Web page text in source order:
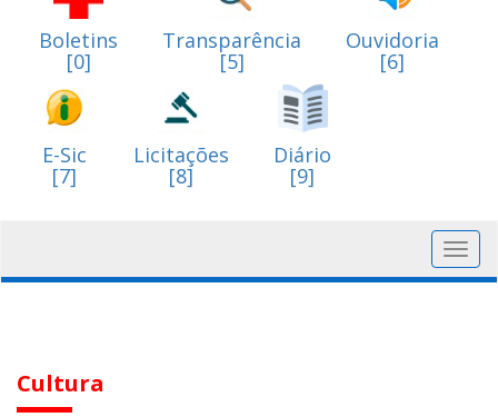
Boletins
[0]
Transparência
[5]
Ouvidoria
[6]
E-Sic
[7]
Licitações
[8]
Diário
[9]
Cultura